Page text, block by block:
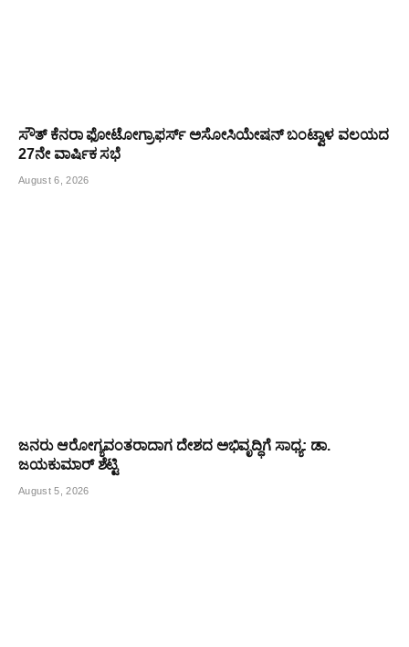
ಸೌತ್ ಕೆನರಾ ಫೋಟೋಗ್ರಾಫರ್ಸ್ ಅಸೋಸಿಯೇಷನ್ ಬಂಟ್ವಾಳ ವಲಯದ
27ನೇ ವಾರ್ಷಿಕ ಸಭೆ
August 6, 2026
ಜನರು ಆರೋಗ್ಯವಂತರಾದಾಗ ದೇಶದ ಅಭಿವೃದ್ಧಿಗೆ ಸಾಧ್ಯ: ಡಾ.
ಜಯಕುಮಾರ್ ಶೆಟ್ಟಿ
August 5, 2026